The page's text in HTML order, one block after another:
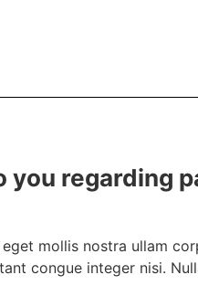
you regarding
mollis nostra ullam
congue integer nisi.